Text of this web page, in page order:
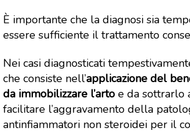
È importante che la diagnosi sia
essere sufficiente il trattamento
Nei casi diagnosticati
che consiste nell’applicazione del
da immobilizzare l’arto e da sottrarlo
facilitare l’aggravamento della
antinfiammatori non steroidei per il